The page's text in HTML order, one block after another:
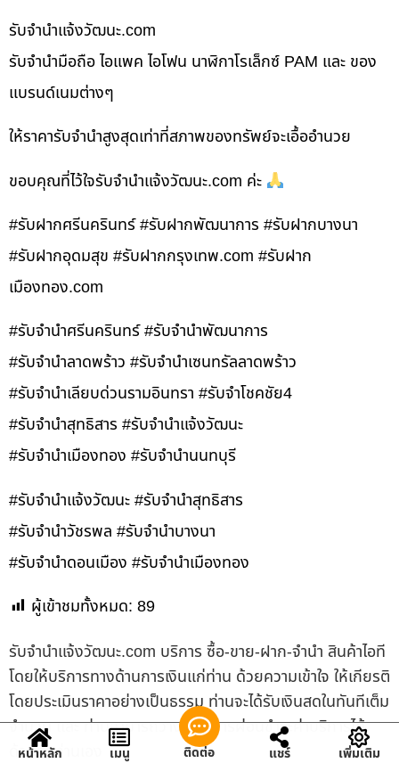
รับจํานําแจ้งวัฒนะ.com
รับจำนำมือถือ ไอแพค ไอโฟน นาฬิกาโรเล็กซ์ PAM และ ของ
แบรนด์เนมต่างๆ
ให้ราคารับจำนำสูงสุดเท่าที่สภาพของทรัพย์จะเอื้ออำนวย
ขอบคุณที่ไว้ใจรับจำนำแจ้งวัฒนะ.com ค่ะ
#รับฝากศรีนครินทร์ #รับฝากพัฒนาการ #รับฝากบางนา
#รับฝากอุดมสุข #รับฝากกรุงเทพ.com #รับฝาก
เมืองทอง.com
#รับจำนำศรีนครินทร์ #รับจำนำพัฒนาการ
#รับจำนำลาดพร้าว #รับจำนำเซนทรัลลาดพร้าว
#รับจำนำเลียบด่วนรามอินทรา #รับจำโชคชัย4
#รับจำนำสุทธิสาร #รับจำนำแจ้งวัฒนะ
#รับจำนำเมืองทอง #รับจำนำนนทบุรี
#รับจำนำแจ้งวัฒนะ #รับจำนำสุทธิสาร
#รับจำนำวัชรพล #รับจำนำบางนา
#รับจำนำดอนเมือง #รับจำนำเมืองทอง
ผู้เข้าชมทั้งหมด: 89
รับจํานําแจ้งวัฒนะ.com บริการ ซื้อ-ขาย-ฝาก-จำนำ สินค้าไอที
โดยให้บริการทางด้านการเงินแก่ท่าน ด้วยความเข้าใจ ให้เกียรติ
โดยประเมินราคาอย่างเป็นธรรม ท่านจะได้รับเงินสดในทันทีเต็ม
จำนวน และ ท่านสามารถวางแผนการผ่อนชำระค่าบริการได้
ด้วยตัวท่านเอง
หน้าหลัก เมนู ติดต่อ แชร์ เพิ่มเติม